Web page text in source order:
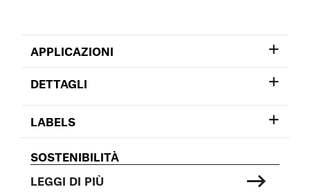
APPLICAZIONI
DETTAGLI
LABELS
SOSTENIBILITÀ
LEGGI DI PIÙ